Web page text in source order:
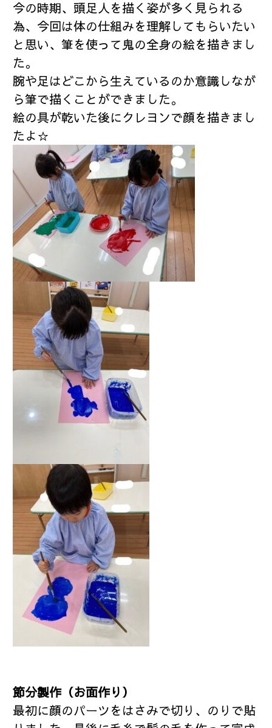
今の時期、頭足人を描く姿が多く見られる
為、今回は体の仕組みを理解してもらいたい
と思い、筆を使って鬼の全身の絵を描きまし
た。
腕や足はどこから生えているのか意識しなが
ら筆で描くことができました。
絵の具が乾いた後にクレヨンで顔を描きまし
たよ☆
節分製作（お面作り）
最初に顔のパーツをはさみで切り、のりで貼